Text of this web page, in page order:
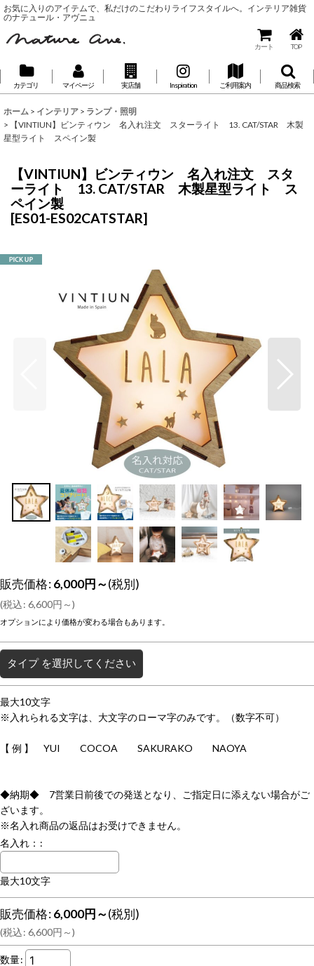
お気に入りのアイテムで、私だけのこだわりライフスタイルへ。インテリア雑貨
のナテュール・アヴニュ
カート TOP
カテゴリ マイページ 実店舗 Inspiration ご利用案内 商品検索
ホーム > インテリア > ランプ・照明
>
【VINTIUN】ビンティウン 名入れ注文 スターライト 13. CAT/STAR 木製
星型ライト スペイン製
【VINTIUN】ビンティウン 名入れ注文 スタ
ーライト 13. CAT/STAR 木製星型ライト ス
ペイン製
[ES01-ES02CATSTAR]
販売価格:6,000円～(税別)
(税込: 6,600円 ～)
オプションにより価格が変わる場合もあります。
タイプ を選択してください
最大10文字
※入れられる文字は、大文字のローマ字のみです。（数字不可）
【 例 】 YUI COCOA SAKURAKO NAOYA
◆納期◆ 7営業日前後での発送となり、ご指定日に添えない場合がご
ざいます。
※名入れ商品の返品はお受けできません。
名入れ： :
最大10文字
販売価格:6,000円～(税別)
(税込: 6,600円 ～)
数量: